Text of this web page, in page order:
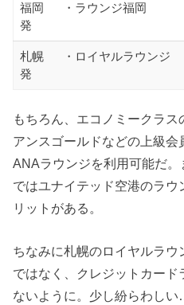
福岡
発
・ラウンジ福岡
札幌
発
・ロイヤルラウンジ
もちろん、エコノミークラ
アンスゴールドなどの上級会
ANAラウンジを利用可能だ
ではユナイテッド空港のラウ
リットがある。
ちなみに札幌のロイヤルラ
ではなく、クレジットカー
ないように。少し紛らわしい